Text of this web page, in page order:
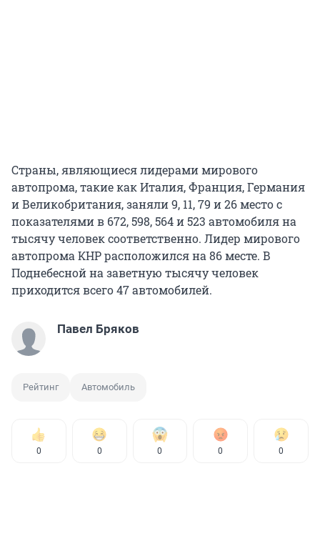
Страны, являющиеся лидерами мирового
автопрома, такие как Италия, Франция, Германия
и Великобритания, заняли 9, 11, 79 и 26 место с
показателями в 672, 598, 564 и 523 автомобиля на
тысячу человек соответственно. Лидер мирового
автопрома КНР расположился на 86 месте. В
Поднебесной на заветную тысячу человек
приходится всего 47 автомобилей.
Павел Бряков
Рейтинг Автомобиль
0 0 0 0 0